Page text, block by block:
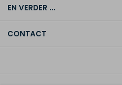
EN VERDER ...
CONTACT